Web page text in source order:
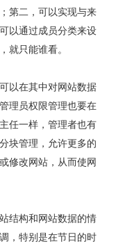
第二，可以实现与来
以通过成员分类来设
就只能谁看。
以在其中对网站数据
理员权限管理也要在
任一样，管理者也有
块管理，允许更多的
修改网站，从而使网
结构和网站数据的情
，特别是在节日的时